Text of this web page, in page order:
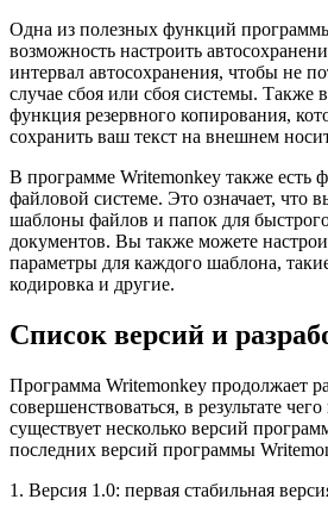
Одна из полезных функций
возможность настроить
интервал автосохранения, чтобы не
случае сбоя или сбоя системы. Также
функция резервного копирования,
сохранить ваш текст на внешнем
В программе Writemonkey также есть
файловой системе. Это означает, что
шаблоны файлов и папок для
документов. Вы также можете
параметры для каждого шаблона,
кодировка и другие.
Список версий и
Программа Writemonkey продолжает
совершенствоваться, в результате
существует несколько версий
последних версий программы
1. Версия 1.0: первая стабильная